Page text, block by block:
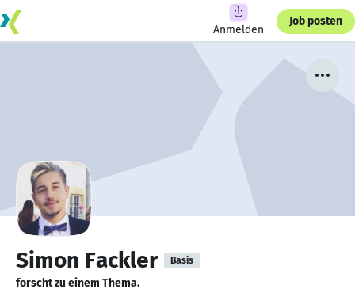
Anmelden
Job posten
Simon Fackler Basis
forscht zu einem Thema.